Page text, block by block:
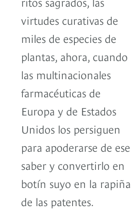
virtudes curativas de
miles de especies de
plantas, ahora, cuando
las multinacionales
farmacéuticas de
Europa y de Estados
Unidos los persiguen
para apoderarse de ese
saber y convertirlo en
botín suyo en la rapiña
de las patentes.